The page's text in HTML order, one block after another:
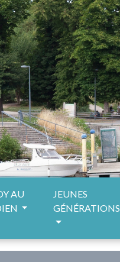
AU
JEUNES
GÉNÉRATIONS